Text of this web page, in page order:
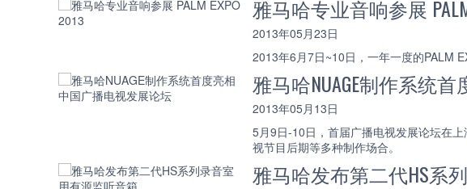
雅马哈专业音响参展
2013年05月23日
2013年6月7日~10日，一年一度的PALM
雅马哈NUAGE制作系统
2013年05月13日
5月9日-10日，首届广播电视发展论坛在
视节目后期等多种制作场合。
雅马哈发布第二代HS系